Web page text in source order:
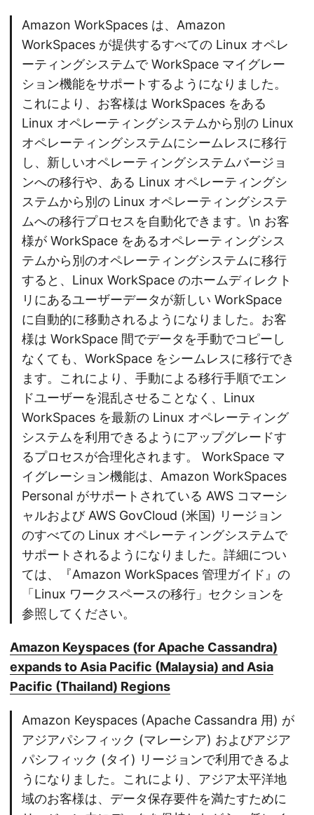
Amazon WorkSpaces は、Amazon
WorkSpaces が提供するすべての Linux オペレ
ーティングシステムで WorkSpace マイグレー
ション機能をサポートするようになりました。
これにより、お客様は WorkSpaces をある
Linux オペレーティングシステムから別の Linux
オペレーティングシステムにシームレスに移行
し、新しいオペレーティングシステムバージョ
ンへの移行や、ある Linux オペレーティングシ
ステムから別の Linux オペレーティングシステ
ムへの移行プロセスを自動化できます。\n お客
様が WorkSpace をあるオペレーティングシス
テムから別のオペレーティングシステムに移行
すると、Linux WorkSpace のホームディレクト
リにあるユーザーデータが新しい WorkSpace
に自動的に移動されるようになりました。お客
様は WorkSpace 間でデータを手動でコピーし
なくても、WorkSpace をシームレスに移行でき
ます。これにより、手動による移行手順でエン
ドユーザーを混乱させることなく、Linux
WorkSpaces を最新の Linux オペレーティング
システムを利用できるようにアップグレードす
るプロセスが合理化されます。 WorkSpace マ
イグレーション機能は、Amazon WorkSpaces
Personal がサポートされている AWS コマーシ
ャルおよび AWS GovCloud (米国) リージョン
のすべての Linux オペレーティングシステムで
サポートされるようになりました。詳細につい
ては、『Amazon WorkSpaces 管理ガイド』の
「Linux ワークスペースの移行」セクションを
参照してください。
Amazon Keyspaces (for Apache Cassandra)
expands to Asia Pacific (Malaysia) and Asia
Pacific (Thailand) Regions
Amazon Keyspaces (Apache Cassandra 用) が
アジアパシフィック (マレーシア) およびアジア
パシフィック (タイ) リージョンで利用できるよ
うになりました。これにより、アジア太平洋地
域のお客様は、データ保存要件を満たすために